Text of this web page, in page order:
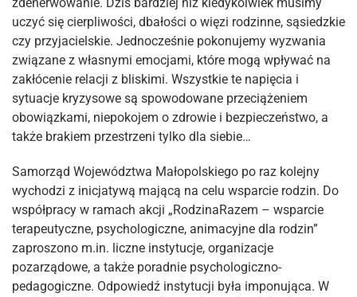
uczyć się cierpliwości, dbałości o więzi rodzinne, sąsiedzkie
czy przyjacielskie. Jednocześnie pokonujemy wyzwania
związane z własnymi emocjami, które mogą wpływać na
zakłócenie relacji z bliskimi. Wszystkie te napięcia i
sytuacje kryzysowe są spowodowane przeciążeniem
obowiązkami, niepokojem o zdrowie i bezpieczeństwo, a
także brakiem przestrzeni tylko dla siebie…
Samorząd Województwa Małopolskiego po raz kolejny
wychodzi z inicjatywą mającą na celu wsparcie rodzin. Do
współpracy w ramach akcji „RodzinaRazem – wsparcie
terapeutyczne, psychologiczne, animacyjne dla rodzin”
zaproszono m.in. liczne instytucje, organizacje
pozarządowe, a także poradnie psychologiczno-
pedagogiczne. Odpowiedź instytucji była imponująca. W